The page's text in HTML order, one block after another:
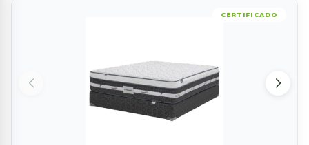
CERTIFICADO